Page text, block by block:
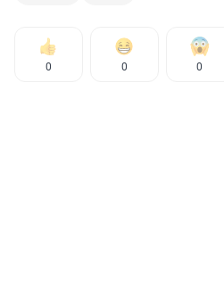
0 0 0